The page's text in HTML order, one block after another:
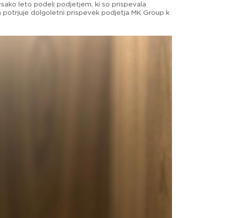
leto podeli podjetjem, ki so prispevala
dolgoletni prispevek podjetja MK Group k